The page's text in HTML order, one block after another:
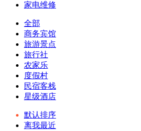
家电维修
全部
商务宾馆
旅游景点
旅行社
农家乐
度假村
民宿客栈
星级酒店
默认排序
离我最近